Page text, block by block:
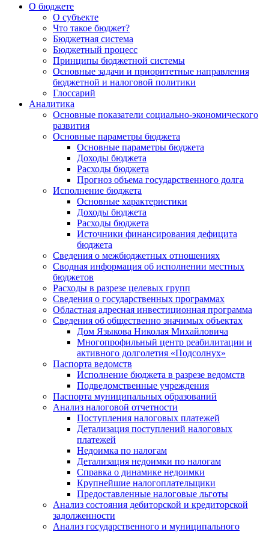
О бюджете
О субъекте
Что такое бюджет?
Бюджетная система
Бюджетный процесс
Принципы бюджетной системы
Основные задачи и приоритетные направления
бюджетной и налоговой политики
Глоссарий
Аналитика
Основные показатели социально-экономического
развития
Основные параметры бюджета
Основные параметры бюджета
Доходы бюджета
Расходы бюджета
Прогноз объема государственного долга
Исполнение бюджета
Основные характеристики
Доходы бюджета
Расходы бюджета
Источники финансирования дефицита
бюджета
Сведения о межбюджетных отношениях
Сводная информация об исполнении местных
бюджетов
Расходы в разрезе целевых групп
Сведения о государственных программах
Областная адресная инвестиционная программа
Сведения об общественно значимых объектах
Дом Языкова Николая Михайловича
Многопрофильный центр реабилитации и
активного долголетия «Подсолнух»
Паспорта ведомств
Исполнение бюджета в разрезе ведомств
Подведомственные учреждения
Паспорта муниципальных образований
Анализ налоговой отчетности
Поступления налоговых платежей
Детализация поступлений налоговых
платежей
Недоимка по налогам
Детализация недоимки по налогам
Справка о динамике недоимки
Крупнейшие налогоплательщики
Предоставленные налоговые льготы
Анализ состояния дебиторской и кредиторской
задолженности
Анализ государственного и муниципального